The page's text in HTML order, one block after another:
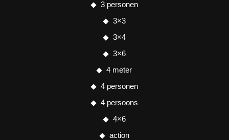
3 personen
3×3
3×4
3×6
4 meter
4 personen
4 persoons
4×6
action